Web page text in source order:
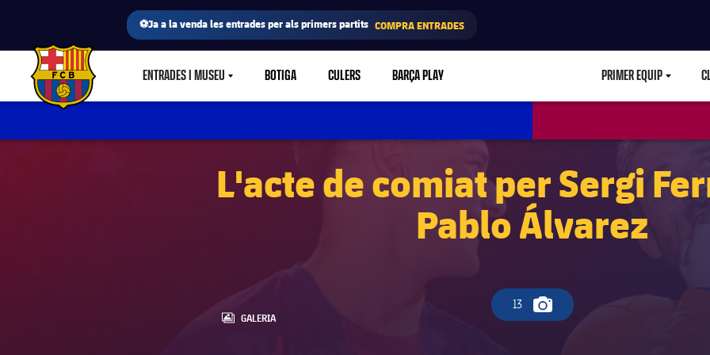
⚽Ja a la venda les entrades per als primers partits COMPRA ENTRADES
FC Barcelona club badge ENTRADES I MUSEULABEL.SHARE.CARETDOWN
BOTIGA CULERS BARÇA PLAY PRIMER EQUIP
L'acte de comiat per Sergi
Pablo Álvarez
13
Icona de càmera
LABEL.ARIA.GALLERY
GALERIA